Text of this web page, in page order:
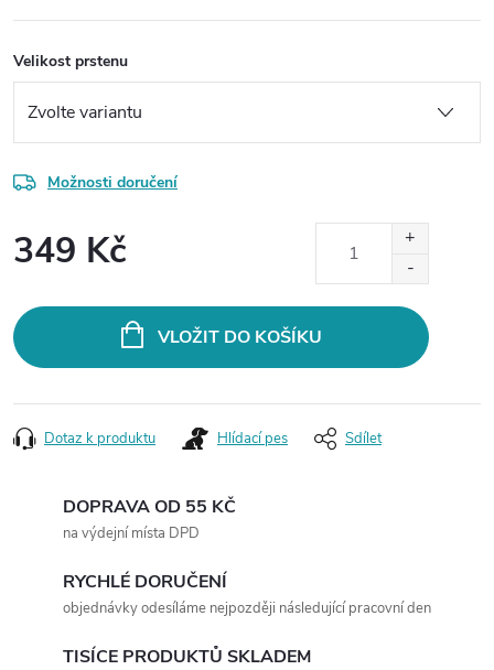
Velikost prstenu
Možnosti doručení
349 Kč
VLOŽIT DO KOŠÍKU
Dotaz k produktu Hlídací pes Sdílet
DOPRAVA OD 55 KČ
na výdejní místa DPD
RYCHLÉ DORUČENÍ
objednávky odesíláme nejpozději následující pracovní den
TISÍCE PRODUKTŮ SKLADEM